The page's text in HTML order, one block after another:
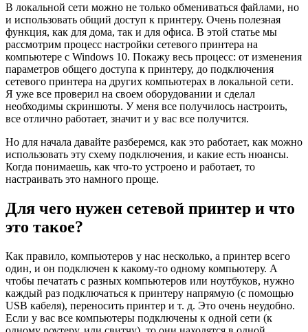
В локальной сети можно не только обмениваться файлами, но
и использовать общий доступ к принтеру. Очень полезная
функция, как для дома, так и для офиса. В этой статье мы
рассмотрим процесс настройки сетевого принтера на
компьютере с Windows 10. Покажу весь процесс: от изменения
параметров общего доступа к принтеру, до подключения
сетевого принтера на других компьютерах в локальной сети.
Я уже все проверил на своем оборудовании и сделал
необходимы скриншоты. У меня все получилось настроить,
все отлично работает, значит и у вас все получится.
Но для начала давайте разберемся, как это работает, как можно
использовать эту схему подключения, и какие есть нюансы.
Когда понимаешь, как что-то устроено и работает, то
настраивать это намного проще.
Для чего нужен сетевой принтер и что
это такое?
Как правило, компьютеров у нас несколько, а принтер всего
один, и он подключен к какому-то одному компьютеру. А
чтобы печатать с разных компьютеров или ноутбуков, нужно
каждый раз подключаться к принтеру напрямую (c помощью
USB кабеля), переносить принтер и т. д. Это очень неудобно.
Если у вас все компьютеры подключены к одной сети (к